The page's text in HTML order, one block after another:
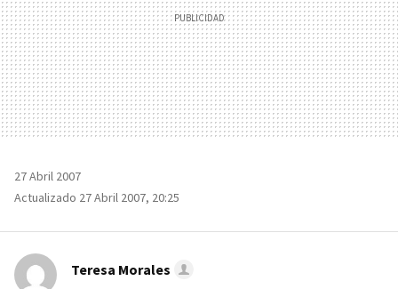
27 Abril 2007
Actualizado 27 Abril 2007, 20:25
Teresa Morales